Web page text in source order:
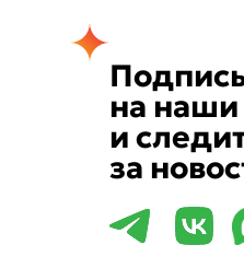
на наши
и
за